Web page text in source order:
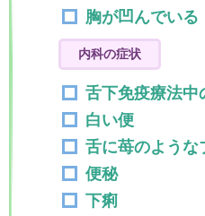
胸が凹んでいる
内科の症状
舌下免疫療法中
白い便
舌に苺のような
便秘
下痢